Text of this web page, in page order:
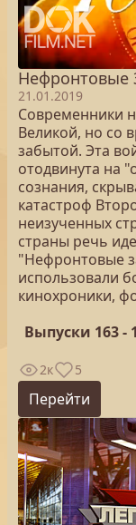
Нефронтовые
21.01.2019
Современники
Великой, но со
забытой. Эта
отодвинута на
сознания,
катастроф
неизученных
страны речь
"Нефронтовые
использовали
кинохроники,
Выпуски 163 -
2к 5
Перейти